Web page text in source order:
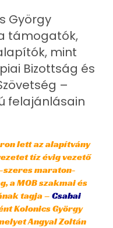
György
támogatók,
mint
Bizottság és
–
felajánlásain
lett az alapítvány
tíz évig vezető
szeres maraton-
a MOB szakmai és
tagja –Csabai
Kolonics György
Angyal Zoltán